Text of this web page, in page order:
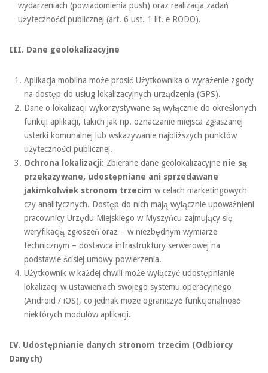
wydarzeniach (powiadomienia push) oraz realizacja zadań
użyteczności publicznej (art. 6 ust. 1 lit. e RODO).
III. Dane geolokalizacyjne
Aplikacja mobilna może prosić Użytkownika o wyrażenie zgody
na dostęp do usług lokalizacyjnych urządzenia (GPS).
Dane o lokalizacji wykorzystywane są wyłącznie do określonych
funkcji aplikacji, takich jak np. oznaczanie miejsca zgłaszanej
usterki komunalnej lub wskazywanie najbliższych punktów
użyteczności publicznej.
Ochrona lokalizacji: Zbierane dane geolokalizacyjne nie są
przekazywane, udostępniane ani sprzedawane
jakimkolwiek stronom trzecim w celach marketingowych
czy analitycznych. Dostęp do nich mają wyłącznie upoważnieni
pracownicy Urzędu Miejskiego w Myszyńcu zajmujący się
weryfikacją zgłoszeń oraz – w niezbędnym wymiarze
technicznym – dostawca infrastruktury serwerowej na
podstawie ścisłej umowy powierzenia.
Użytkownik w każdej chwili może wyłączyć udostępnianie
lokalizacji w ustawieniach swojego systemu operacyjnego
(Android / iOS), co jednak może ograniczyć funkcjonalność
niektórych modułów aplikacji.
IV. Udostępnianie danych stronom trzecim (Odbiorcy
Danych)